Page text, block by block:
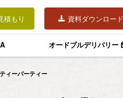
積もり 資料ダウンロード
オードブルデリバリー
ィーパーティー